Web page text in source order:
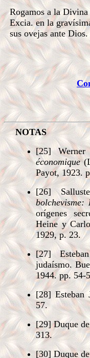
Rogamos a la
Excia. en la
sus ovejas ante Dios.
NOTAS
[25]
économique
Payot, 1923.
[26]
orígenes
Heine y
1929, p. 23.
[27]
judaísmo.
1944. pp. 54-
[28] Esteban
57.
[29] Duque
313.
[30] Duque